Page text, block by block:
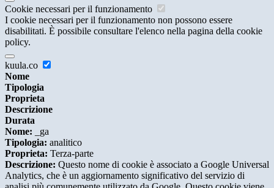
Cookie necessari per il funzionamento
I cookie necessari per il funzionamento non possono essere
disabilitati. È possibile consultare l'elenco nella pagina della cookie
policy.
kuula.co
Nome
Tipologia
Proprieta
Descrizione
Durata
Nome: _ga
Tipologia: analitico
Proprieta: Terza-parte
Descrizione: Questo nome di cookie è associato a Google Universal
Analytics, che è un aggiornamento significativo del servizio di